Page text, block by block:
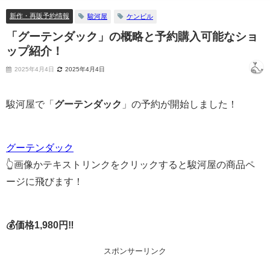
新作・再販予約情報 駿河屋 ケンビル
「グーテンダック」の概略と予約購入可能なショ
ップ紹介！
2025年4月4日 2025年4月4日
駿河屋で「 グーテンダック 」の予約が開始しました！
グーテンダック
👆画像かテキストリンクをクリックすると駿河屋の商品ペ
ージに飛びます！
💰価格1,980円‼
スポンサーリンク